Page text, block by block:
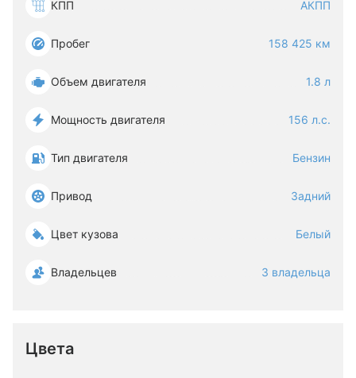
КПП АКПП
Пробег 158 425 км
Объем двигателя 1.8 л
Мощность двигателя 156 л.с.
Тип двигателя Бензин
Привод Задний
Цвет кузова Белый
Владельцев 3 владельца
Цвета